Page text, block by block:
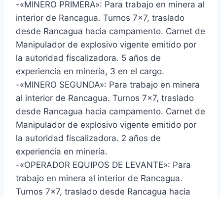
-«MINERO PRIMERA»: Para trabajo en minera al
interior de Rancagua. Turnos 7×7, traslado
desde Rancagua hacia campamento. Carnet de
Manipulador de explosivo vigente emitido por
la autoridad fiscalizadora. 5 años de
experiencia en minería, 3 en el cargo.
-«MINERO SEGUNDA»: Para trabajo en minera
al interior de Rancagua. Turnos 7×7, traslado
desde Rancagua hacia campamento. Carnet de
Manipulador de explosivo vigente emitido por
la autoridad fiscalizadora. 2 años de
experiencia en minería.
-«OPERADOR EQUIPOS DE LEVANTE»: Para
trabajo en minera al interior de Rancagua.
Turnos 7×7, traslado desde Rancagua hacia